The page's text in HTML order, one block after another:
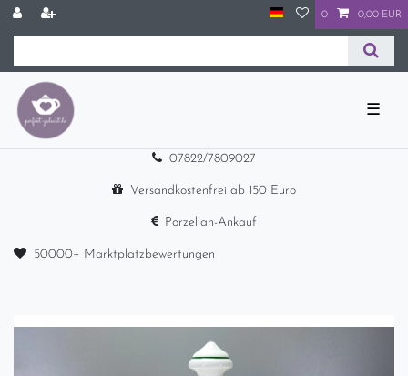
0 0,00 EUR
☰
07822/7809027
Versandkostenfrei ab 150 Euro
Porzellan-Ankauf
50000+ Marktplatzbewertungen